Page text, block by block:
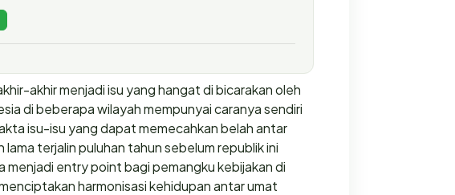
akhir menjadi isu yang hangat di bicarakan oleh
di beberapa wilayah mempunyai caranya sendiri
isu-isu yang dapat memecahkan belah antar
terjalin puluhan tahun sebelum republik ini
menjadi entry point bagi pemangku kebijakan di
harmonisasi kehidupan antar umat